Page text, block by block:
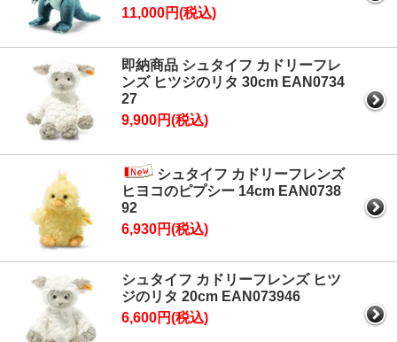
11,000円(税込)
即納商品 シュタイフ カドリーフレ
ンズ ヒツジのリタ 30cm EAN0734
27
9,900円(税込)
シュタイフ カドリーフレンズ
ヒヨコのピプシー 14cm EAN0738
92
6,930円(税込)
シュタイフ カドリーフレンズ ヒツ
ジのリタ 20cm EAN073946
6,600円(税込)